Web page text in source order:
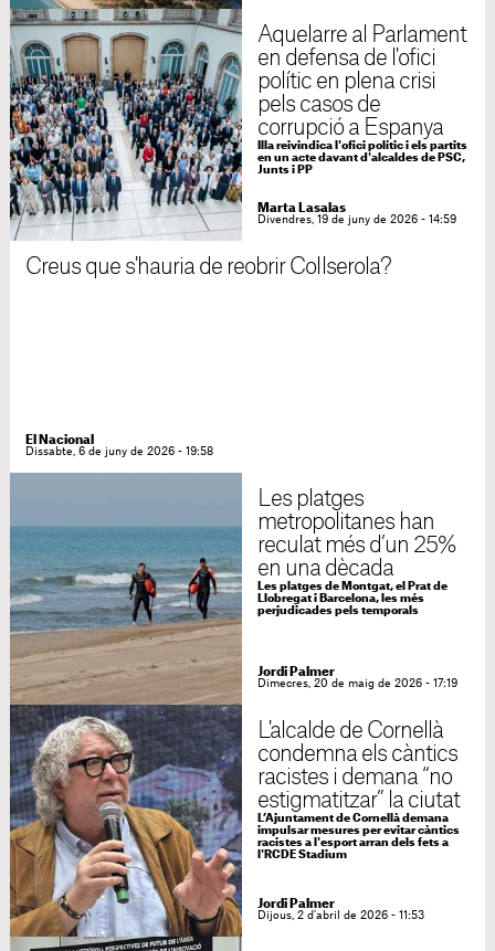
Aquelarre al Parlament
en defensa de l'ofici
polític en plena crisi
pels casos de
corrupció a Espanya
Illa reivindica l'ofici polític i els partits
en un acte davant d'alcaldes de PSC,
Junts i PP
Marta Lasalas
Divendres, 19 de juny de 2026 - 14:59
Creus que s'hauria de reobrir Collserola?
El Nacional
Dissabte, 6 de juny de 2026 - 19:58
Les platges
metropolitanes han
reculat més d’un 25%
en una dècada
Les platges de Montgat, el Prat de
Llobregat i Barcelona, les més
perjudicades pels temporals
Jordi Palmer
Dimecres, 20 de maig de 2026 - 17:19
L'alcalde de Cornellà
condemna els càntics
racistes i demana “no
estigmatitzar” la ciutat
L’Ajuntament de Cornellà demana
impulsar mesures per evitar càntics
racistes a l'esport arran dels fets a
l'RCDE Stadium
Jordi Palmer
Dijous, 2 d'abril de 2026 - 11:53